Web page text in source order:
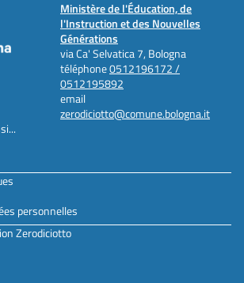
Ministère de l'Éducation, de
l'Instruction et des Nouvelles
Générations
via Ca' Selvatica 7, Bologna
téléphone0512196172 /
0512195892
email
zerodiciotto@comune.bologna.it
personnelles
Zerodiciotto